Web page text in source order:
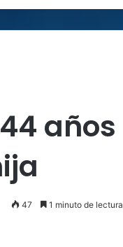
años
47 1 minuto de lectura